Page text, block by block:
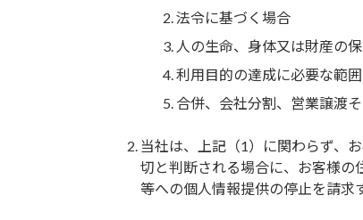
法令に基づく場合
人の生命、身体又は財産の
利用目的の達成に必要な範
合併、会社分割、営業譲渡
当社は、上記（1）に関わらず、
切と判断される場合に、お客様の
等への個人情報提供の停止を請求